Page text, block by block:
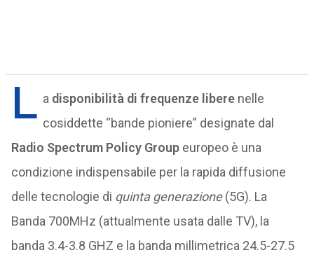
L a disponibilità di frequenze liberenelle
cosiddette “bande pioniere” designate dal
Radio Spectrum Policy Groupeuropeo è una
condizione indispensabile per la rapida diffusione
delle tecnologie di quinta generazione(5G). La
Banda 700MHz (attualmente usata dalle TV), la
banda 3.4-3.8 GHZ e la banda millimetrica 24.5-27.5